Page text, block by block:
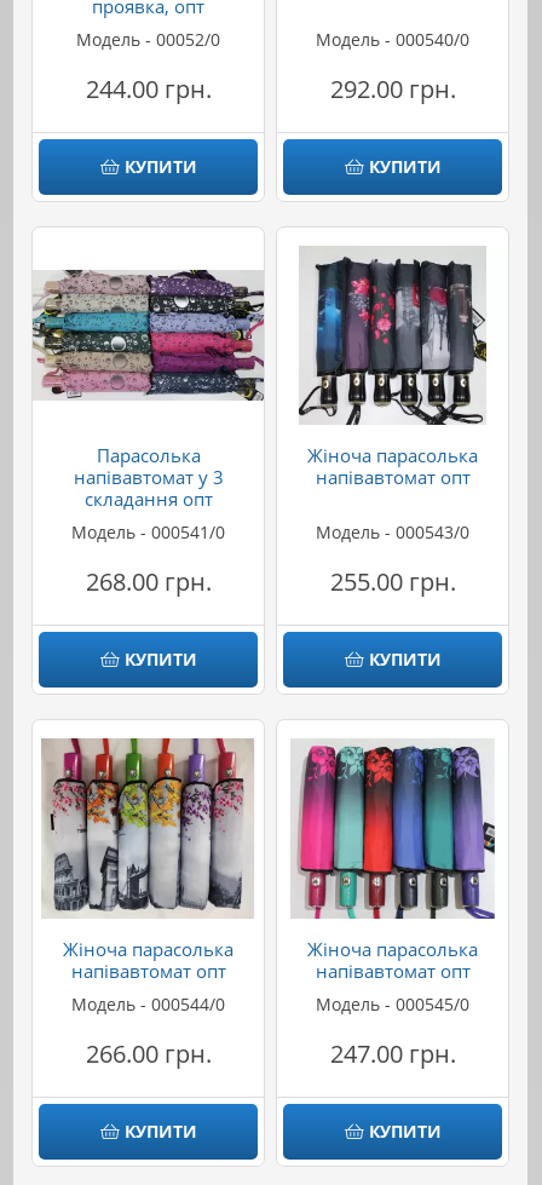
проявка, опт
Модель - 00052/0
244.00 грн.
КУПИТИ
Модель - 000540/0
292.00 грн.
КУПИТИ
Парасолька
напівавтомат у 3
складання опт
Модель - 000541/0
268.00 грн.
КУПИТИ
Жіноча парасолька
напівавтомат опт
Модель - 000543/0
255.00 грн.
КУПИТИ
Жіноча парасолька
напівавтомат опт
Модель - 000544/0
266.00 грн.
КУПИТИ
Жіноча парасолька
напівавтомат опт
Модель - 000545/0
247.00 грн.
КУПИТИ